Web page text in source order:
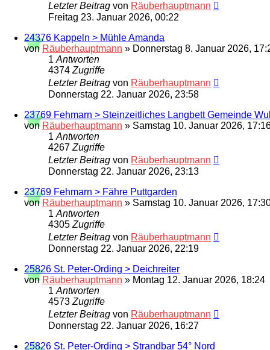
Letzter Beitrag von Räuberhauptmann
Freitag 23. Januar 2026, 00:22
24376 Kappeln > Mühle Amanda
von Räuberhauptmann » Donnerstag 8. Januar 2026,
1 Antworten
4374 Zugriffe
Letzter Beitrag von Räuberhauptmann
Donnerstag 22. Januar 2026, 23:58
23769 Fehmarn > Steinzeitliches Langbett Gemeinde
von Räuberhauptmann » Samstag 10. Januar 2026,
1 Antworten
4267 Zugriffe
Letzter Beitrag von Räuberhauptmann
Donnerstag 22. Januar 2026, 23:13
23769 Fehmarn > Fähre Puttgarden
von Räuberhauptmann » Samstag 10. Januar 2026,
1 Antworten
4305 Zugriffe
Letzter Beitrag von Räuberhauptmann
Donnerstag 22. Januar 2026, 22:19
25826 St. Peter-Ording > Deichreiter
von Räuberhauptmann » Montag 12. Januar 2026, 18:24
1 Antworten
4573 Zugriffe
Letzter Beitrag von Räuberhauptmann
Donnerstag 22. Januar 2026, 16:27
25826 St. Peter-Ording > Strandbar 54° Nord